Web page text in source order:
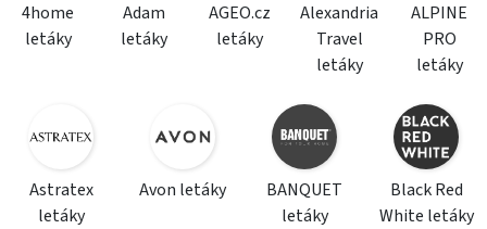
4home
letáky
Adam
letáky
AGEO.cz
letáky
Alexandria
Travel
letáky
ALPINE
PRO
letáky
Astratex
letáky
Avon letáky
BANQUET
letáky
Black Red
White letáky